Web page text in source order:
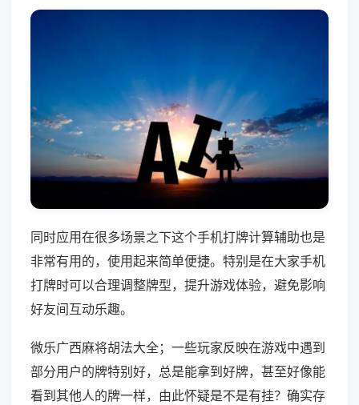
同时应用在很多场景之下这个手机打牌计算辅助也是
非常有用的，使用起来简单便捷。特别是在大家手机
打牌时可以合理调整牌型，提升游戏体验，避免影响
好友间互动乐趣。
微乐广西麻将胡法大全；一些玩家反映在游戏中遇到
部分用户的牌特别好，总是能拿到好牌，甚至好像能
看到其他人的牌一样，由此怀疑是不是有挂？确实存